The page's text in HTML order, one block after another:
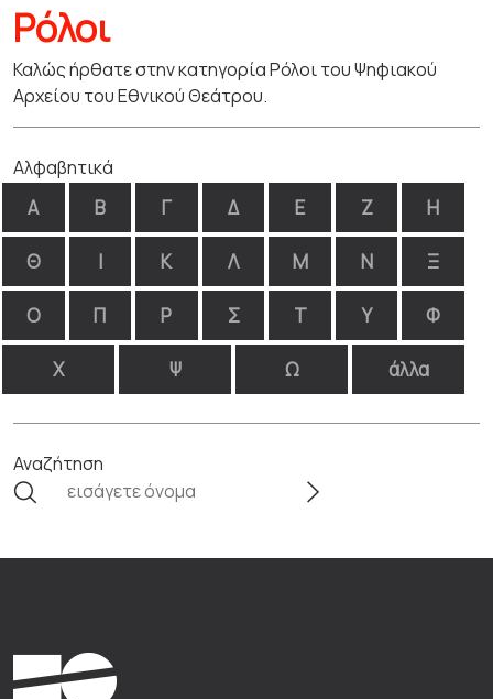
Ρόλοι
Καλώς ήρθατε στην κατηγορία Ρόλοι του Ψηφιακού
Αρχείου του Εθνικού Θεάτρου.
Αλφαβητικά
Α Β Γ Δ Ε Ζ Η
Θ Ι Κ Λ Μ Ν Ξ
Ο Π Ρ Σ Τ Υ Φ
Χ Ψ Ω άλλα
Αναζήτηση